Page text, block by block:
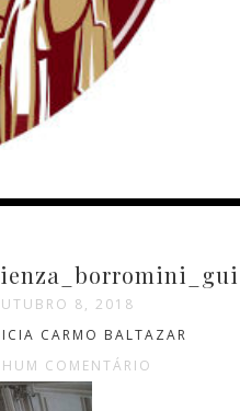
8, 2018
CARMO BALTAZAR
COMENTÁRIO